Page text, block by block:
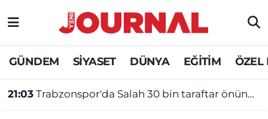
GÜNDEM SİYASET DÜNYA EĞİTİM ÖZEL
21:03 Trabzonspor'da Salah 30 bin taraftar önünde imza attı
GÜNDEM
SİYASET
Nöbetçi Eczaneler
Hava Durumu